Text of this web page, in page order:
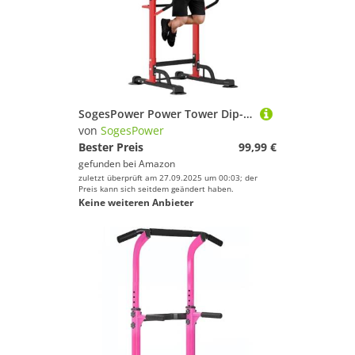
SogesPower Power Tower Dip-Station, Klimmzugstange Dip-Ständer für Zuhause, Fitnessstudio, verstellbare Höhe, Krafttraining, Workout-Ausrüstung, Klimmzugstange Rot
von SogesPower
Bester Preis
99,99 €
gefunden bei Amazon
zuletzt überprüft am 27.09.2025 um 00:03; der
Preis kann sich seitdem geändert haben.
Keine weiteren Anbieter